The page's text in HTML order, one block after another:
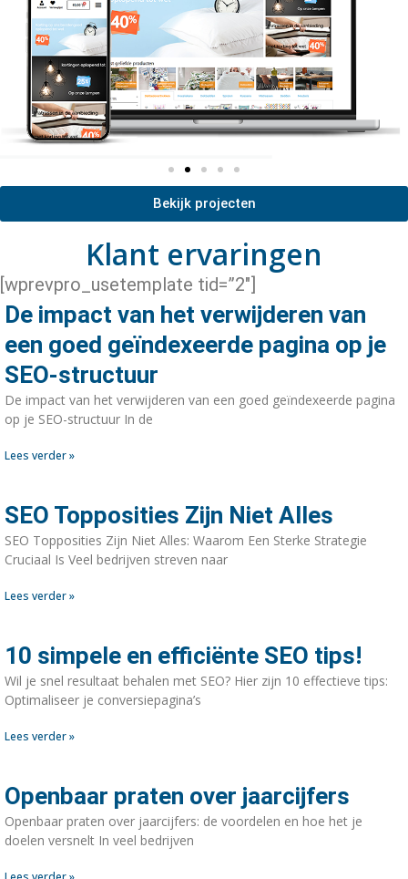
Bekijk projecten
Klant ervaringen
[wprevpro_usetemplate tid=”2″]
De impact van het verwijderen van
een goed geïndexeerde pagina op je
SEO-structuur
De impact van het verwijderen van een goed geïndexeerde pagina
op je SEO-structuur In de
Lees verder »
SEO Topposities Zijn Niet Alles
SEO Topposities Zijn Niet Alles: Waarom Een Sterke Strategie
Cruciaal Is Veel bedrijven streven naar
Lees verder »
10 simpele en efficiënte SEO tips!
Wil je snel resultaat behalen met SEO? Hier zijn 10 effectieve tips:
Optimaliseer je conversiepagina’s
Lees verder »
Openbaar praten over jaarcijfers
Openbaar praten over jaarcijfers: de voordelen en hoe het je
doelen versnelt In veel bedrijven